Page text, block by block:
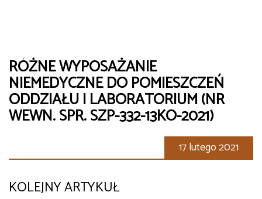
RÓŻNE WYPOSAŻANIE
NIEMEDYCZNE DO POMIESZCZEŃ
ODDZIAŁU I LABORATORIUM (NR
WEWN. SPR. SZP-332-13KO-2021)
17 lutego 2021
KOLEJNY ARTYKUŁ